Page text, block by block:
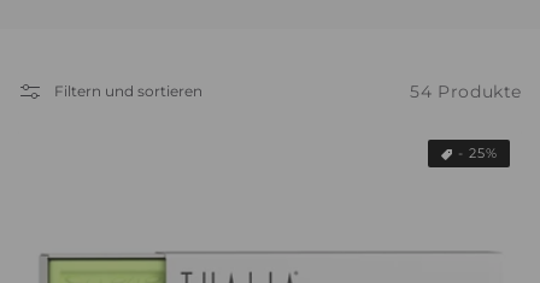
e
Filtern und sortieren 54 Produkte
- 25%